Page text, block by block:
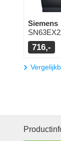
Siemens
716,-